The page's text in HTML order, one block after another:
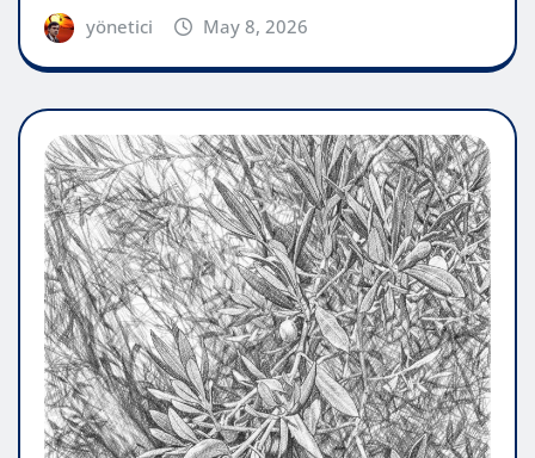
yönetici May 8, 2026